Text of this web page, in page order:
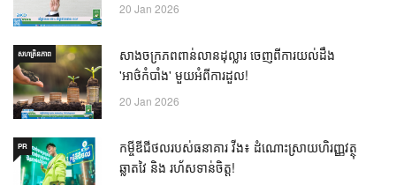
20 Jan 2026
សហគ្រិនភាព
សាងចក្រភពពាន់លានដុល្លារ ចេញពីការយល់ដឹង
'អាថ៌កំបាំង' មួយអំពីការដួល!
20 Jan 2026
PR
កម្ចីឌីជីថលរបស់ធនាគារ វីង៖ ដំណោះស្រាយហិរញ្ញវត្ថុ
ឆ្លាតវៃ និង រហ័សទាន់ចិត្ត!